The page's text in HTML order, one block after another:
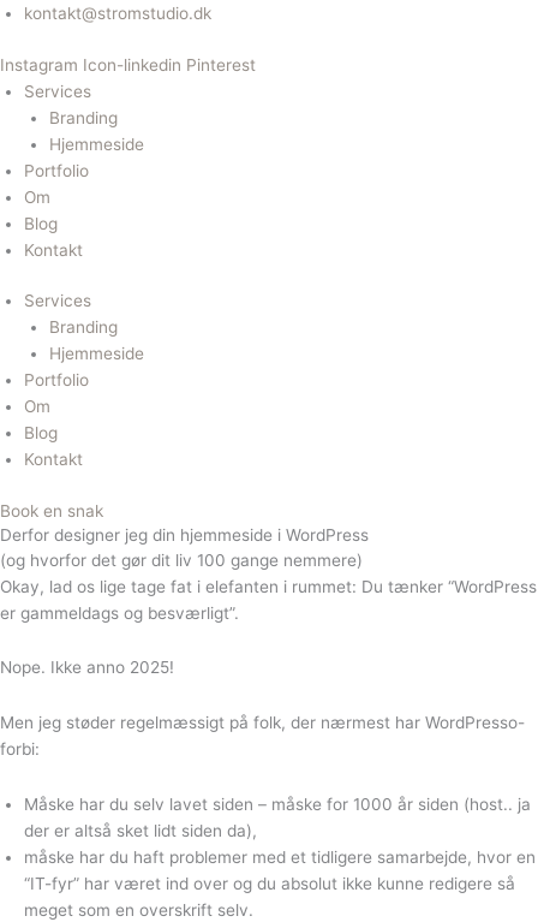
Gå
indholdet
kontakt@stromstudio.dk
Instagram Icon-linkedin Pinterest
Services
Branding
Hjemmeside
Portfolio
Om
Blog
Kontakt
Services
Branding
Hjemmeside
Portfolio
Om
Blog
Kontakt
Book en snak
Derfor designer jeg din hjemmeside i WordPress
(og hvorfor det gør dit liv 100 gange nemmere)
Okay, lad os lige tage fat i elefanten i rummet: Du tænker “WordPress
er gammeldags og besværligt”.
Nope. Ikke anno 2025!
Men jeg støder regelmæssigt på folk, der nærmest har WordPresso-
forbi:
Måske har du selv lavet siden – måske for 1000 år siden (host.. ja
der er altså sket lidt siden da),
måske har du haft problemer med et tidligere samarbejde, hvor en
“IT-fyr” har været ind over og du absolut ikke kunne redigere så
meget som en overskrift selv.